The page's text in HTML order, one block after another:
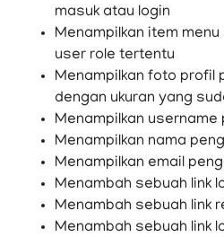
masuk atau login
Menampilkan item
user role tertentu
Menampilkan foto profil
dengan ukuran yang
Menampilkan
Menampilkan nama
Menampilkan email
Menambah sebuah link
Menambah sebuah link
Menambah sebuah link